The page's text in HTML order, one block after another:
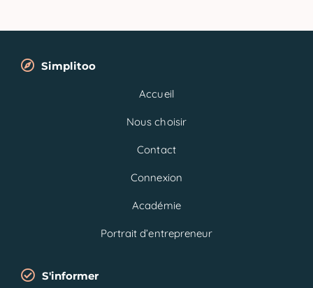
Simplitoo
Accueil
Nous choisir
Contact
Connexion
Académie
Portrait d’entrepreneur
S'informer